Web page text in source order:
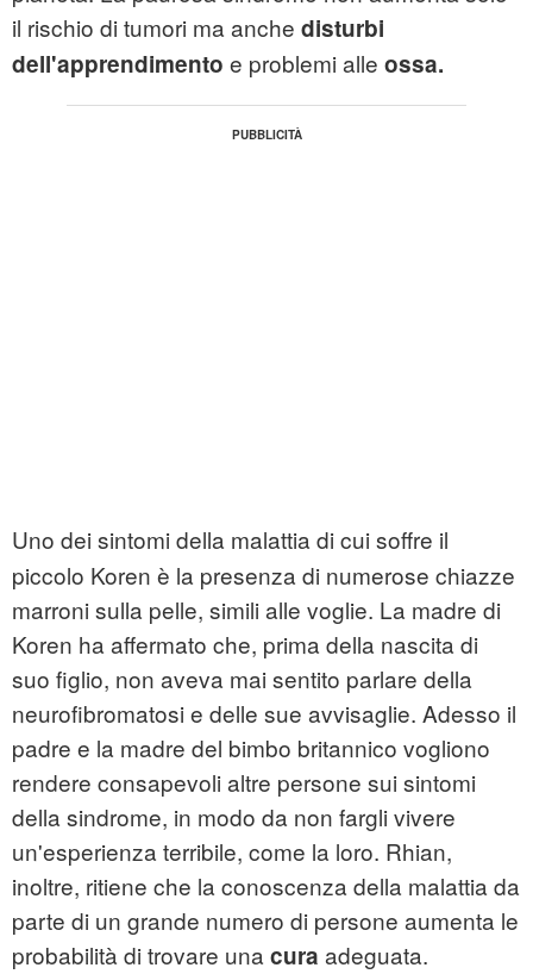
il rischio di tumori ma anche disturbi
dell'apprendimento e problemi alle ossa.
Uno dei sintomi della malattia di cui soffre il
piccolo Koren è la presenza di numerose chiazze
marroni sulla pelle, simili alle voglie. La madre di
Koren ha affermato che, prima della nascita di
suo figlio, non aveva mai sentito parlare della
neurofibromatosi e delle sue avvisaglie. Adesso il
padre e la madre del bimbo britannico vogliono
rendere consapevoli altre persone sui sintomi
della sindrome, in modo da non fargli vivere
un'esperienza terribile, come la loro. Rhian,
inoltre, ritiene che la conoscenza della malattia da
parte di un grande numero di persone aumenta le
probabilità di trovare una cura adeguata.